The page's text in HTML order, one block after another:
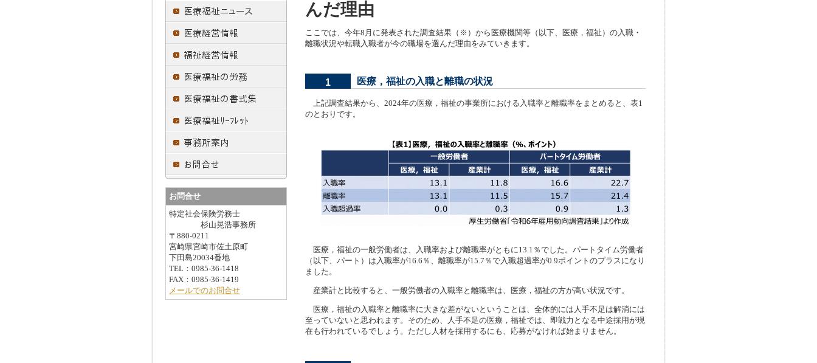
んだ理由
ここでは、今年8月に発表された調査結果（※）から医療機関等（以下、医療，福祉）の入職・
離職状況や転職入職者が今の職場を選んだ理由をみていきます。
1 医療，福祉の入職と離職の状況
上記調査結果から、2024年の医療，福祉の事業所における入職率と離職率をまとめると、表1
のとおりです。
医療，福祉の一般労働者は、入職率および離職率がともに13.1％でした。パートタイム労働者
（以下、パート）は入職率が16.6％、離職率が15.7％で入職超過率が0.9ポイントのプラスになり
ました。
産業計と比較すると、一般労働者の入職率と離職率は、医療，福祉の方が高い状況です。
医療，福祉の入職率と離職率に大きな差がないということは、全体的には人手不足は解消には
至っていないと思われます。そのため、人手不足の医療，福祉では、即戦力となる中途採用が現
在も行われているでしょう。ただし人材を採用するにも、応募がなければ始まりません。
お問合せ
特定社会保険労務士
杉山晃浩事務所
〒880-0211
宮崎県宮崎市佐土原町
下田島20034番地
TEL：0985-36-1418
FAX：0985-36-1419
メールでのお問合せ